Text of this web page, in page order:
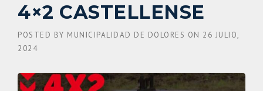
4×2 CASTELLENSE
POSTED BY MUNICIPALIDAD DE DOLORES ON 26 JULIO,
2024